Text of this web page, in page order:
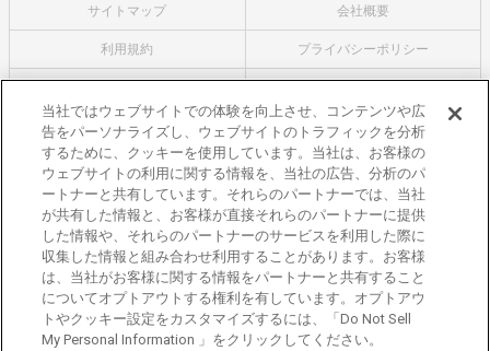
サイトマップ 会社概要
利用規約 プライバシーポリシー
オークネットのその他のサービス
バイク関連サービス
中古バイクを探すならバイクの窓口
レンタルバイクに乗るならモトオークレンタルバイク
ブランド関連サービス
ブランド品の買取はギャラリーレア
東京都公安委員会許可 第301001105434号
株式会社オークネット
当社ではウェブサイトでの体験を向上させ、コンテンツや広
告をパーソナライズし、ウェブサイトのトラフィックを分析
するために、クッキーを使用しています。当社は、お客様の
ウェブサイトの利用に関する情報を、当社の広告、分析のパ
ートナーと共有しています。それらのパートナーでは、当社
が共有した情報と、お客様が直接それらのパートナーに提供
した情報や、それらのパートナーのサービスを利用した際に
収集した情報と組み合わせ利用することがあります。お客様
は、当社がお客様に関する情報をパートナーと共有すること
についてオプトアウトする権利を有しています。オプトアウ
トやクッキー設定をカスタマイズするには、「Do Not Sell
My Personal Information 」をクリックしてください。